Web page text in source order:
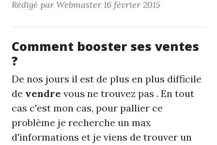
Rédigé par Webmaster 16 février 2015
Comment booster ses ventes
?
De nos jours il est de plus en plus difficile
de vendre vous ne trouvez pas . En tout
cas c'est mon cas, pour pallier ce
problème je recherche un max
d'informations et je viens de trouver un